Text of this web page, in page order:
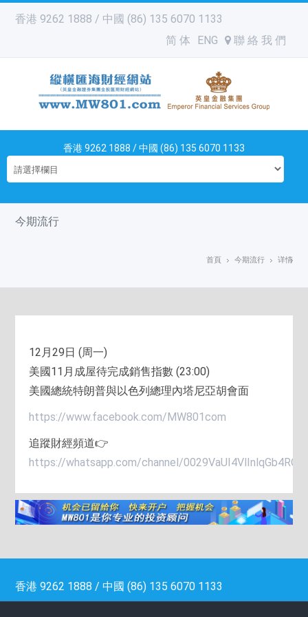
香港 9262 1888 / 中國 (86) 135 6070 1133
简 体
ENG 聯 絡 我 們
香港 9262 1888 / 中國 (86) 135 6070 1133
今期流行
首頁 今期流行 详情
12月29日 (周一)
美國11月成屋待完成銷售指數 (23:00)
美國總統特朗普與以色列總理內塔尼亞胡會面
https://www.facebook.com/MW801com
追蹤財經頻道👉
https://whatsapp.com/channel/
香港 9262 1888 / 中國 (86) 135 6070 1133